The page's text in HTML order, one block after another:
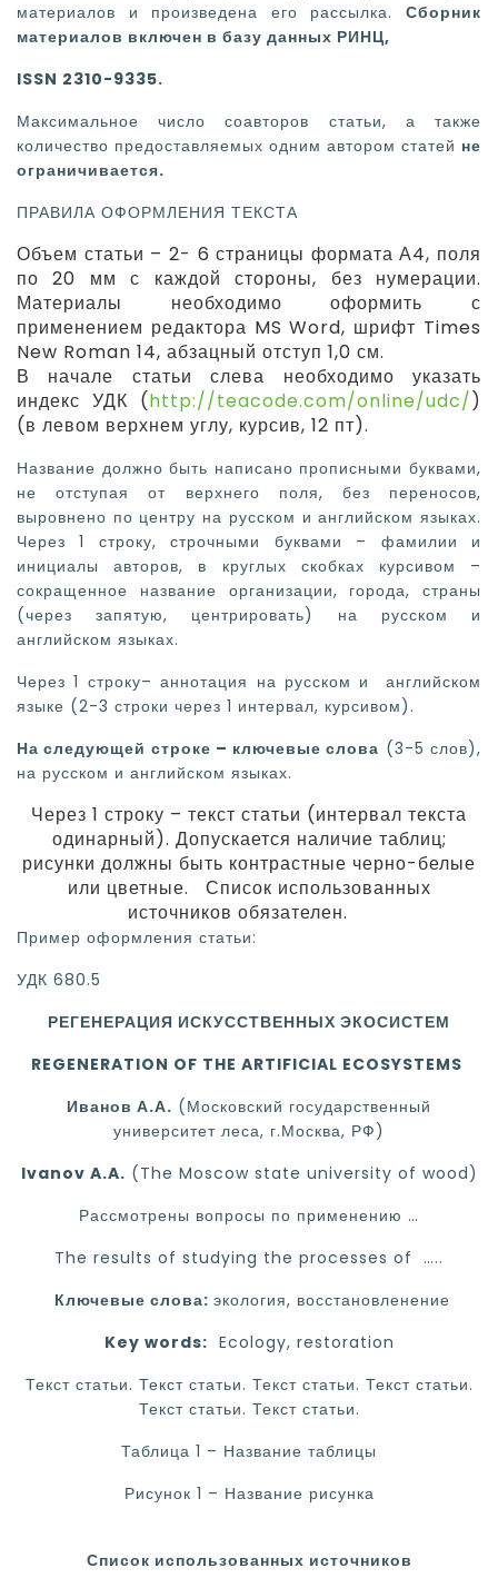
материалов и произведена его рассылка. Сборник
материалов включен в базу данных РИНЦ,
ISSN 2310-9335.
Максимальное число соавторов статьи, а также
количество предоставляемых одним автором статей не
ограничивается.
ПРАВИЛА ОФОРМЛЕНИЯ ТЕКСТА
Объем статьи – 2- 6 страницы формата А4, поля
по 20 мм с каждой стороны, без нумерации.
Материалы необходимо оформить с
применением редактора MS Word, шрифт Times
New Roman 14, абзацный отступ 1,0 см.
В начале статьи слева необходимо указать
индекс УДК (http://teacode.com/online/udc/)
(в левом верхнем углу, курсив, 12 пт).
Название должно быть написано прописными буквами,
не отступая от верхнего поля, без переносов,
выровнено по центру на русском и английском языках.
Через 1 строку, строчными буквами – фамилии и
инициалы авторов, в круглых скобках курсивом –
сокращенное название организации, города, страны
(через запятую, центрировать) на русском и
английском языках.
Через 1 строку– аннотация на русском и английском
языке (2-3 строки через 1 интервал, курсивом).
На следующей строке – ключевые слова (3-5 слов),
на русском и английском языках.
Через 1 строку – текст статьи (интервал текста
одинарный). Допускается наличие таблиц;
рисунки должны быть контрастные черно-белые
или цветные. Список использованных
источников обязателен.
Пример оформления статьи:
УДК 680.5
РЕГЕНЕРАЦИЯ ИСКУССТВЕННЫХ ЭКОСИСТЕМ
REGENERATION OF THE ARTIFICIAL ECOSYSTEMS
Иванов А.А. (Московский государственный
университет леса, г.Москва, РФ)
Ivanov A.A. (The Moscowstate university of wood)
Рассмотрены вопросы по применению …
The results of studying the processes of …..
Ключевые слова: экология, восстановленение
Key words: Ecology, restoration
Текст статьи. Текст статьи. Текст статьи. Текст статьи.
Текст статьи. Текст статьи.
Таблица 1 – Название таблицы
Рисунок 1 – Название рисунка
Список использованных источников